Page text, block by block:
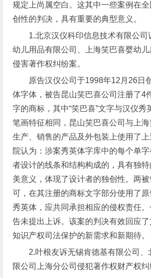
规定上尚属空白。这其中一些案例在
创性的判决，具有重要的典型意义。
1.北京汉仪科印信息技术有限公司
幼儿用品有限公司、上海笑巴喜婴幼
侵害著作权纠纷案。
原告汉仪公司于1998年12月26日
体字体，被告昆山笑巴喜公司注册了4
字的商标，其中“笑巴喜”文字与汉仪秀
笔画特征相同，昆山笑巴喜公司与上
生产、销售的产品及外包装上使用了
院认为：涉案秀英体字库中的每个单
者设计的线条和结构构成的，具有独
美意义，体现了设计者的独创性。两
可，在其注册的商标文字部分使用了
秀英体，应共同承担相应的侵权责任
告未提出上诉。该案的判决有效回应
知识产权司法保护的新需求和新期待。
2.叶根友诉无锡肯德基有限公司、
限公司上海分公司侵犯著作权财产权纠